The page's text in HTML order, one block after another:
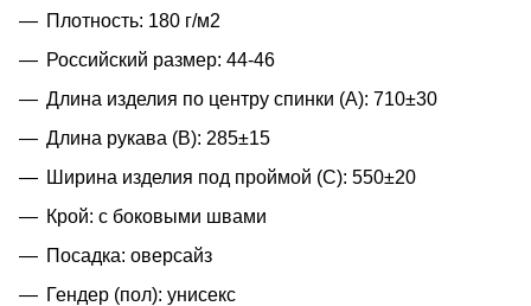
Плотность: 180 г/м2
Российский размер: 44-46
Длина изделия по центру спинки (A): 710±30
Длина рукава (B): 285±15
Ширина изделия под проймой (С): 550±20
Крой: с боковыми швами
Посадка: оверсайз
Гендер (пол): унисекс